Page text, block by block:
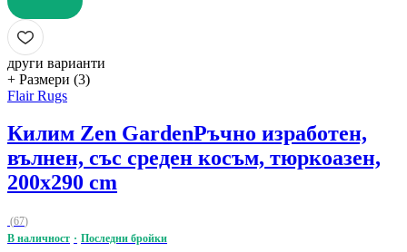
ДОБАВИ
други варианти
+ Размери (3)
Flair Rugs
Килим Zen GardenРъчно изработен,
вълнен, със среден косъм, тюркоазен,
200x290 cm
(67)
В наличност
Последни бройки